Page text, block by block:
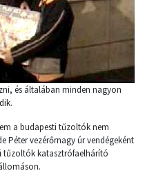
és általában minden nagyon
a budapesti tűzoltók nem
Péter vezérőrnagy úr vendégeként
tűzoltók katasztrófaelhárító